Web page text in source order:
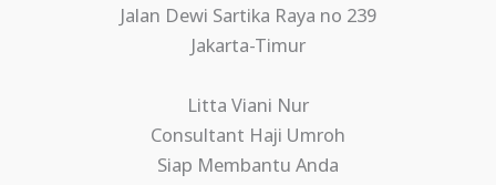
Jalan Dewi Sartika Raya no 239
Jakarta-Timur
Litta Viani Nur
Consultant Haji Umroh
Siap Membantu Anda